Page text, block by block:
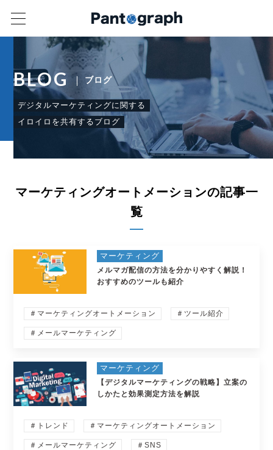
BLOG ブログ
デジタルマーケティングに関する
イロイロを共有するブログ
マーケティングオートメーションの記事一
覧
マーケティング
メルマガ配信の方法を分かりやすく解説！
おすすめのツールも紹介
＃マーケティングオートメーション ＃ツール紹介
＃メールマーケティング
マーケティング
【デジタルマーケティングの戦略】立案の
しかたと効果測定方法を解説
＃トレンド ＃マーケティングオートメーション
＃メールマーケティング ＃SNS